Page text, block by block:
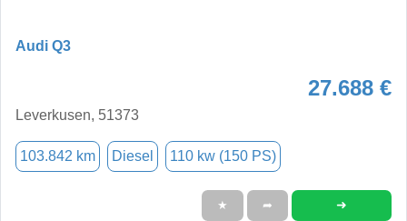
Audi Q3
27.688 €
Leverkusen, 51373
103.842 km Diesel 110 kw (150 PS)
★ ➦ ➜